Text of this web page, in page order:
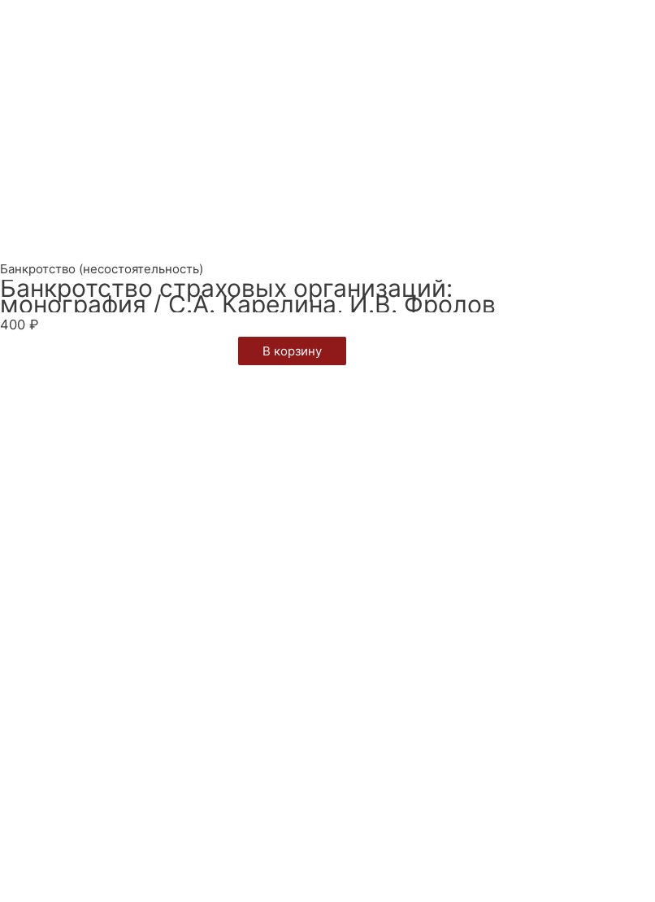
Банкротство (несостоятельность)
Банкротство страховых организаций:
монография / С.А. Карелина, И.В. Фролов
400 ₽
В корзину